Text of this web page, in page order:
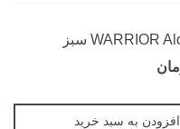
افزودن به سبد خرید